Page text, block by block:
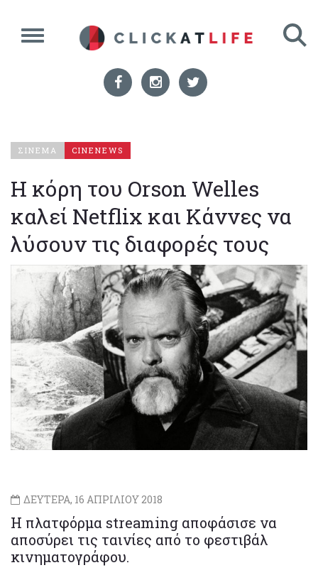
ΣΙΝΕΜΑ CINENEWS
Η κόρη του Orson Welles
καλεί Netflix και Κάννες να
λύσουν τις διαφορές τους
ΔΕΥΤΕΡΑ, 16 ΑΠΡΙΛΙΟΥ 2018
Η πλατφόρμα streaming αποφάσισε να
αποσύρει τις ταινίες από το φεστιβάλ
κινηματογράφου.